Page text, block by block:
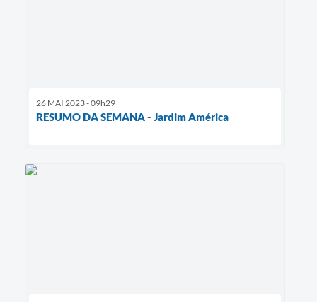
26 MAI 2023 - 09h29
RESUMO DA SEMANA - Jardim América